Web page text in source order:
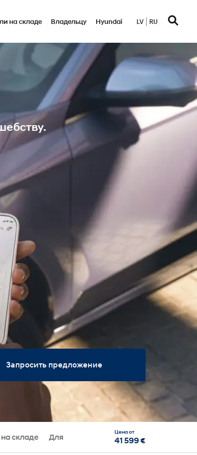
на складе Bладельцу Hyundai LV RU
Запросить предложение
складе Для бизнес-клиента
Цена от
41 599 €